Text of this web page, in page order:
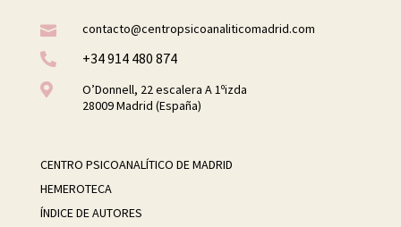

contacto@centropsicoanaliticomadrid.com

+34 914 480 874

O’Donnell, 22 escalera A 1ºizda
28009 Madrid (España)
CENTRO PSICOANALÍTICO DE MADRID
HEMEROTECA
ÍNDICE DE AUTORES